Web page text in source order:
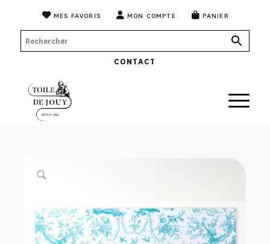
MES FAVORIS MON COMPTE PANIER
CONTACT